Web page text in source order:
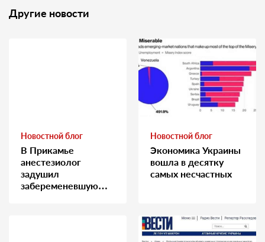
Другие новости
Новостной блог
В Прикамье
анестезиолог
задушил
забеременевшую
Новостной блог
Экономика Украины
вошла в десятку
самых несчастных